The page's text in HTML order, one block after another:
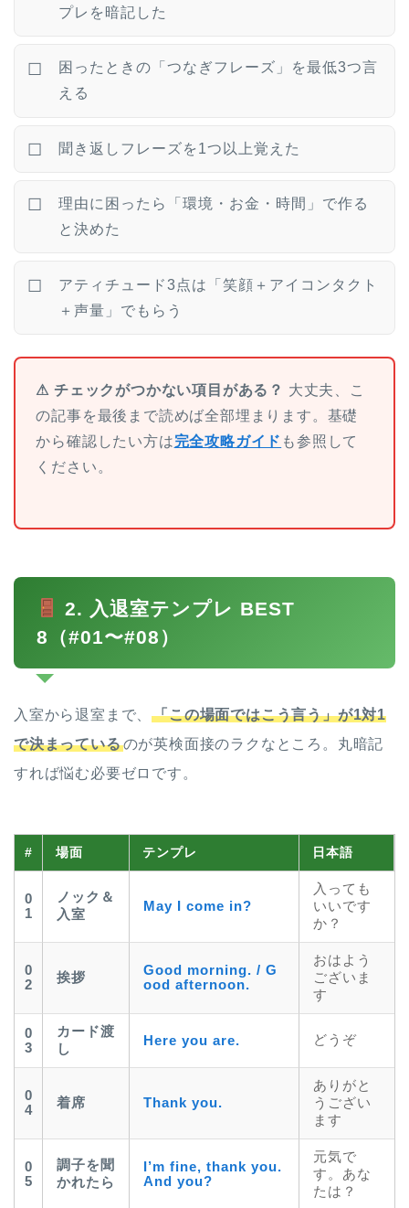
プレを暗記した
☐
困ったときの「つなぎフレーズ」を最低3つ言
える
☐ 聞き返しフレーズを1つ以上覚えた
☐
理由に困ったら「環境・お金・時間」で作る
と決めた
☐
アティチュード3点は「笑顔＋アイコンタクト
＋声量」でもらう
⚠ チェックがつかない項目がある？ 大丈夫、こ
の記事を最後まで読めば全部埋まります。基礎
から確認したい方は完全攻略ガイド も参照して
ください。
2. 入退室テンプレ BEST
8（#01〜#08）
入室から退室まで、「この場面ではこう言う」が1対1
で決まっているのが英検面接のラクなところ。丸暗記
すれば悩む必要ゼロです。
# 場面 テンプレ 日本語
0
1
ノック＆
入室
May I come in?
入っても
いいです
か？
0
2
挨拶
Good morning. / G
ood afternoon.
おはよう
ございま
す
0
3
カード渡
し
Here you are. どうぞ
0
4
着席 Thank you.
ありがと
うござい
ます
0
5
調子を聞
かれたら
I’m fine, thank you.
And you?
元気で
す。あな
たは？